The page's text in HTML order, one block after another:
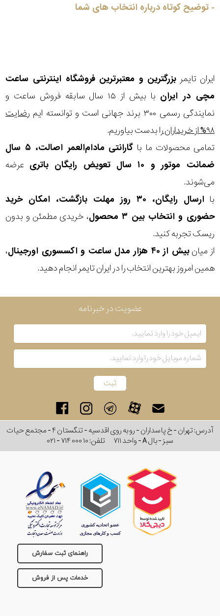
توضیح کوتاه درباره انتخاب های شما
ایران تایمر بزرگترین و معتبرترین فروشگاه اینترنتی ساعت
مچی در ایران
با بیش از ۱۵ سال سابقه فروش ساعت و
نمایندگی رسمی ۳۰۰ برند جهانی است و توانسته ایم
رضایت
۹۸% از خریداران
را بدست بیاوریم.
تمامی محصولات ما با
گارانتی مادام‌العمر اصالت، ۵ سال
ضمانت موتور و ۱۰ سال تعویض رایگان باتری
عرضه
می‌شوند.
با
ارسال رایگان، ۳۰ روز مهلت بازگشت، امکان خرید
حضوری و انتخاب بین ۳ محصول
، خریدی مطمئن و بدون
ریسک تجربه کنید.
از میانبیش از ۴۰ هزار مدل ساعت و اکسسوری اورجینال
،
همین امروز بهترین انتخاب را در ایران تایمر انجام دهید.
عضویت در خبرنامه
آدرس: تهران - خ پاسداران - رو به روی اقدسیه - تنگستان ۴ - مجتمع حیات
سبز - بال A - واحد ۷۱۱
تلفن:۰۲۱ - ۷۱۴ ۰۰۰ ۱۰
راهنمای ثبت سفارش
خدمات پس از فروش